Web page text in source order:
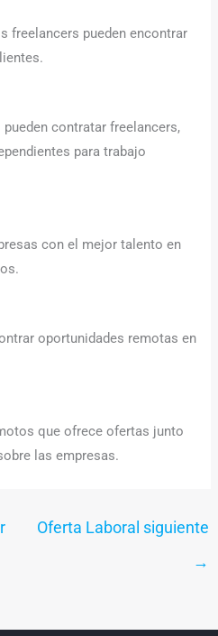
freelancers pueden encontrar
contratar freelancers,
para trabajo
con el mejor talento en
oportunidades remotas en
que ofrece ofertas junto
las empresas.
Oferta Laboral siguiente
→